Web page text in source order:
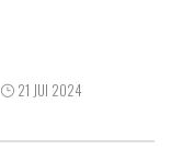
21 JUI 2024